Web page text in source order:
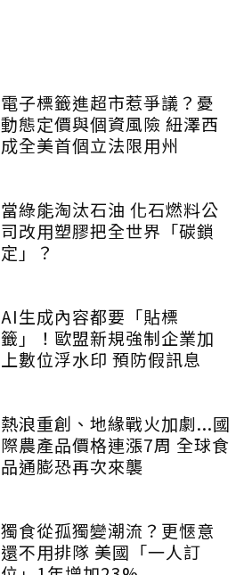
電子標籤進超市惹爭議？憂
動態定價與個資風險 紐澤西
成全美首個立法限用州
當綠能淘汰石油 化石燃料公
司改用塑膠把全世界「碳鎖
定」？
AI生成內容都要「貼標
籤」！歐盟新規強制企業加
上數位浮水印 預防假訊息
熱浪重創、地緣戰火加劇...國
際農產品價格連漲7周 全球食
品通膨恐再次來襲
獨食從孤獨變潮流？更愜意
還不用排隊 美國「一人訂